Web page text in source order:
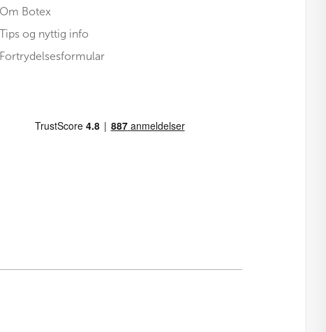
Om Botex
Tips og nyttig info
Fortrydelsesformular